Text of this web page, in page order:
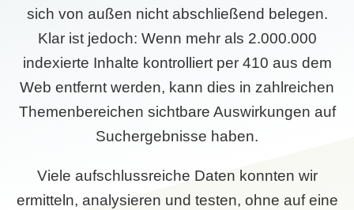
sich von außen nicht abschließend belegen.
Klar ist jedoch: Wenn mehr als 2.000.000
indexierte Inhalte kontrolliert per 410 aus dem
Web entfernt werden, kann dies in zahlreichen
Themenbereichen sichtbare Auswirkungen auf
Suchergebnisse haben.
Viele aufschlussreiche Daten konnten wir
ermitteln, analysieren und testen, ohne auf eine